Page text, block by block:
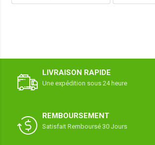
LIVRAISON RAPIDE
Une expédition sous 24 heure
REMBOURSEMENT
Satisfait Remboursé 30 Jours